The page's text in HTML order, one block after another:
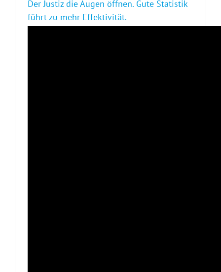
Der Justiz die Augen öffnen. Gute Statistik
führt zu mehr Effektivität.